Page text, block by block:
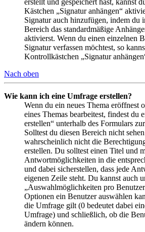
erstellt und gespeichert hast, kannst
Kästchen „Signatur anhängen“
Signatur auch hinzufügen, indem du
Bereich das standardmäßige
aktivierst. Wenn du einen einzelnen
Signatur verfassen möchtest, so
Kontrollkästchen „Signatur
Nach oben
Wie kann ich eine Umfrage erstellen?
Wenn du ein neues Thema eröffnest
eines Themas bearbeitest, findest du
erstellen“ unterhalb des Formulars
Solltest du diesen Bereich nicht
wahrscheinlich nicht die
erstellen. Du solltest einen Titel und
Antwortmöglichkeiten in die
und dabei sicherstellen, dass jede
eigenen Zeile steht. Du kannst auch
„Auswahlmöglichkeiten pro
Optionen ein Benutzer auswählen
die Umfrage gilt (0 bedeutet dabei
Umfrage) und schließlich, ob die
ändern können.